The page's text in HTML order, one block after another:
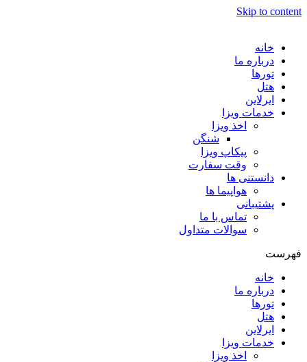
Skip to content
خانه
درباره ما
تورها
هتل
ایرلاین
خدمات ویزا
اخذ ویزا
شنگن
پیکاپ ویزا
وقت سفارت
دانستنی ها
هواپیما ها
پشتیبانی
تماس با ما
سوالات متداول
فهرست
خانه
درباره ما
تورها
هتل
ایرلاین
خدمات ویزا
اخذ ویزا